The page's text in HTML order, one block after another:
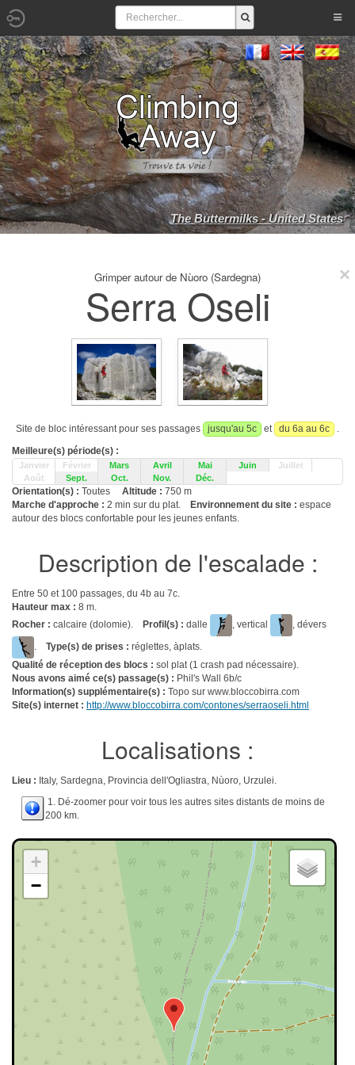
The Buttermilks - United States
Grimper autour de Nùoro (Sardegna)
Serra Oseli
Site de bloc intéressant pour ses passages jusqu'au 5c et du 6a au 6c
.
Meilleure(s) période(s) :
Janvier Février Mars Avril Mai Juin
Juillet
Août
Sept. Oct. Nov. Déc.
Orientation(s) : Toutes Altitude : 750 m
Marche d'approche : 2 min sur du plat. Environnement du site : espace
autour des blocs confortable pour les jeunes enfants.
Description de l'escalade :
Entre 50 et 100 passages, du 4b au 7c.
Hauteur max : 8 m.
Rocher : calcaire (dolomie). Profil(s) : dalle , vertical
, dévers
. Type(s) de prises : réglettes, àplats.
Qualité de réception des blocs : sol plat (1 crash pad nécessaire).
Nous avons aimé ce(s) passage(s) : Phil's Wall 6b/c
Information(s) supplémentaire(s) : Topo sur www.bloccobirra.com
Site(s) internet : http://www.bloccobirra.com/contones/serraoseli.html
Localisations :
Lieu : Italy, Sardegna, Provincia dell'Ogliastra, Nùoro, Urzulei.
1. Dé-zoomer pour voir tous les autres sites distants de moins de
200 km.
+
−